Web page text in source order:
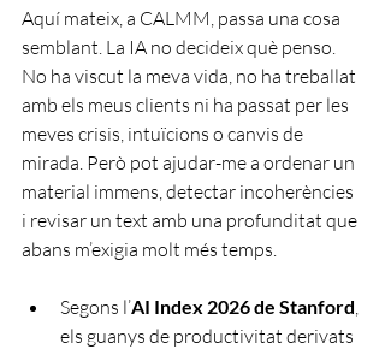
Aquí mateix, a CALMM, passa una cosa
semblant. La IA no decideix què penso.
No ha viscut la meva vida, no ha treballat
amb els meus clients ni ha passat per les
meves crisis, intuïcions o canvis de
mirada. Però pot ajudar-me a ordenar un
material immens, detectar incoherències
i revisar un text amb una profunditat que
abans m’exigia molt més temps.
Segons l’AI Index 2026 de Stanford
els guanys de productivitat derivats